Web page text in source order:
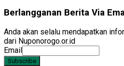
Berlangganan Berita Via
Anda akan selalu mendapatkan
dari Nuponorogo.or.id
Email